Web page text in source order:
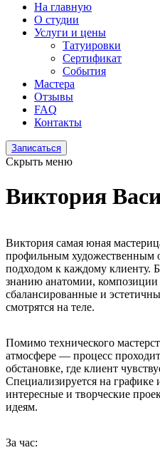
На главную
О студии
Услуги и цены
Татуировки
Сертификат
События
Мастера
Отзывы
FAQ
Контакты
Записаться
Скрыть меню
Виктория
Виктория самая юная
профильным художественным
подходом к каждому клиенту.
знанию анатомии, композиции
сбалансированные и
смотрятся на теле.
Помимо технического
атмосфере — процесс
обстановке, где клиент
Специализируется на
интересные и творческие
идеям.
За час: